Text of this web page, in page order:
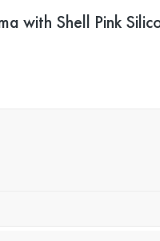
with Shell Pink